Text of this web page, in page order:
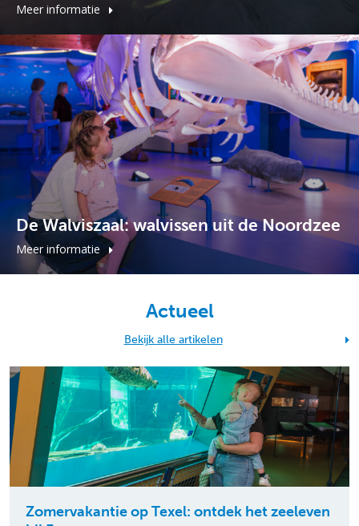
Meer informatie
De Walviszaal: walvissen uit de Noordzee
Meer informatie
Actueel
Bekijk alle artikelen
Zomervakantie op Texel: ontdek het zeeleven